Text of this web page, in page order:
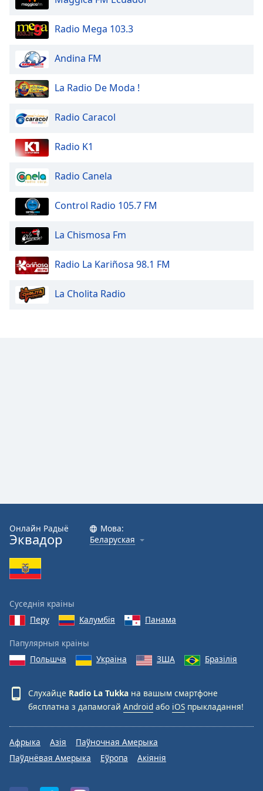
dialog
window.
Escape
cancel
and
Text
Color
Opacity
Color
Opacity
Font
Family
Done
Dialog
End
window.
Radio Mega 103.3
Andina FM
La Radio De Moda !
Radio Caracol
Radio K1
Radio Canela
Control Radio 105.7 FM
La Chismosa Fm
Radio La Kariñosa 98.1 FM
La Cholita Radio
Онлайн Радыё
Эквадор
Мова:
Беларуская
Суседнія краіны
Перу
Калумбія Панама
Папулярныя краіны
Польшча
Украіна ЗША Бразілія
Слухайце Radio La Tukka на вашым смартфоне
бясплатна з дапамогай Android або iOS прыкладання!
Афрыка Азія
Паўночная Амерыка
Паўднёвая Амерыка
Еўропа Акіянія